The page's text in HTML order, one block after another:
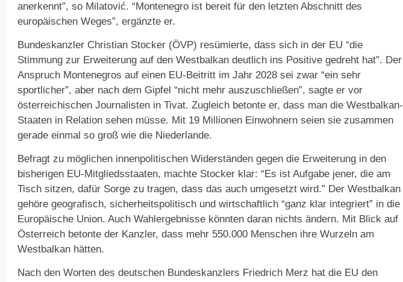
anerkennt”, so Milatović. “Montenegro ist bereit für den letzten Abschnitt des
europäischen Weges”, ergänzte er.
Bundeskanzler Christian Stocker (ÖVP) resümierte, dass sich in der EU “die
Stimmung zur Erweiterung auf den Westbalkan deutlich ins Positive gedreht hat”. Der
Anspruch Montenegros auf einen EU-Beitritt im Jahr 2028 sei zwar “ein sehr
sportlicher”, aber nach dem Gipfel “nicht mehr auszuschließen”, sagte er vor
österreichischen Journalisten in Tivat. Zugleich betonte er, dass man die Westbalkan-
Staaten in Relation sehen müsse. Mit 19 Millionen Einwohnern seien sie zusammen
gerade einmal so groß wie die Niederlande.
Befragt zu möglichen innenpolitischen Widerständen gegen die Erweiterung in den
bisherigen EU-Mitgliedsstaaten, machte Stocker klar: “Es ist Aufgabe jener, die am
Tisch sitzen, dafür Sorge zu tragen, dass das auch umgesetzt wird.” Der Westbalkan
gehöre geografisch, sicherheitspolitisch und wirtschaftlich “ganz klar integriert” in die
Europäische Union. Auch Wahlergebnisse könnten daran nichts ändern. Mit Blick auf
Österreich betonte der Kanzler, dass mehr 550.000 Menschen ihre Wurzeln am
Westbalkan hätten.
Nach den Worten des deutschen Bundeskanzlers Friedrich Merz hat die EU den